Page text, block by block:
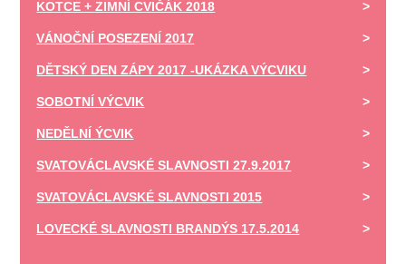
KOTCE + ZIMNÍ CVIČÁK 2018
VÁNOČNÍ POSEZENÍ 2017
DĚTSKÝ DEN ZÁPY 2017 -UKÁZKA VÝCVIKU
SOBOTNÍ VÝCVIK
NEDĚLNÍ ÝCVIK
SVATOVÁCLAVSKÉ SLAVNOSTI 27.9.2017
SVATOVÁCLAVSKÉ SLAVNOSTI 2015
LOVECKÉ SLAVNOSTI BRANDÝS 17.5.2014